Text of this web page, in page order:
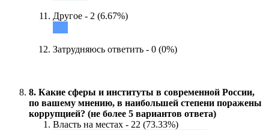
Другое - 2 (6.67%)
Затрудняюсь ответить - 0 (0%)
8. Какие сферы и институты в современной России,
по вашему мнению, в наибольшей степени поражены
коррупцией? (не более 5 вариантов ответа)
Власть на местах - 22 (73.33%)